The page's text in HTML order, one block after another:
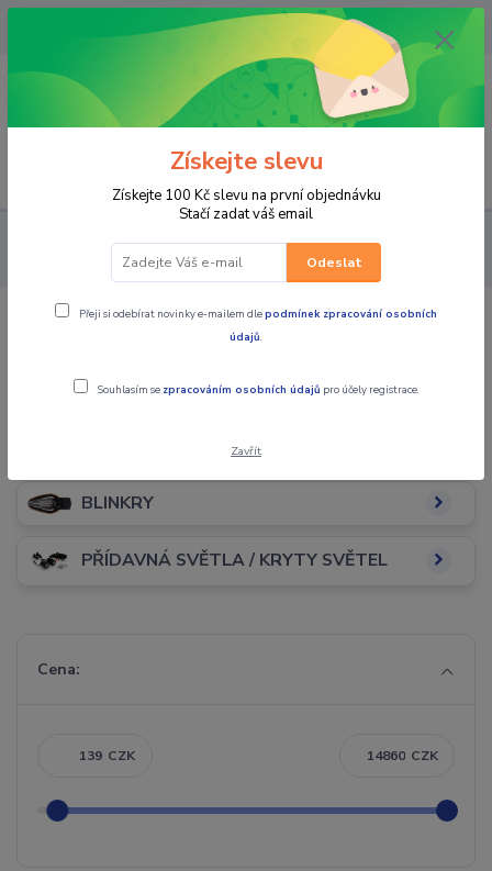
OPAVA 733537099/HLUČÍN
734541648/OLOMOUC 734593593
0,00 CZK
PRO STROJE MOTO PŘÍSLUŠENSTVÍ
ZRCÁTKA / BLINKRY /
PŘÍDAVNÁ SVĚTLA / KRYTY SVĚTEL
ZRCÁTKA / BLINKRY / PŘÍDAVNÁ
BLINKRY
PŘÍDAVNÁ SVĚTLA / KRYTY SVĚTEL
Cena:
CZK CZK
Získejte slevu
Získejte 100 Kč slevu na první objednávku
Stačí zadat váš email
Odeslat
Přeji si odebírat novinky e-mailem dlepodmínek zpracování osobních
údajů.
Souhlasím se zpracováním osobních údajů pro účely registrace.
Zavřít